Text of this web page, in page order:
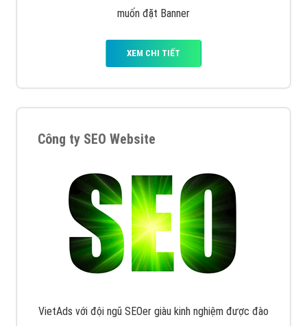
muốn đặt Banner
XEM CHI TIẾT
Công ty SEO Website
VietAds với đội ngũ SEOer giàu kinh nghiệm được đào